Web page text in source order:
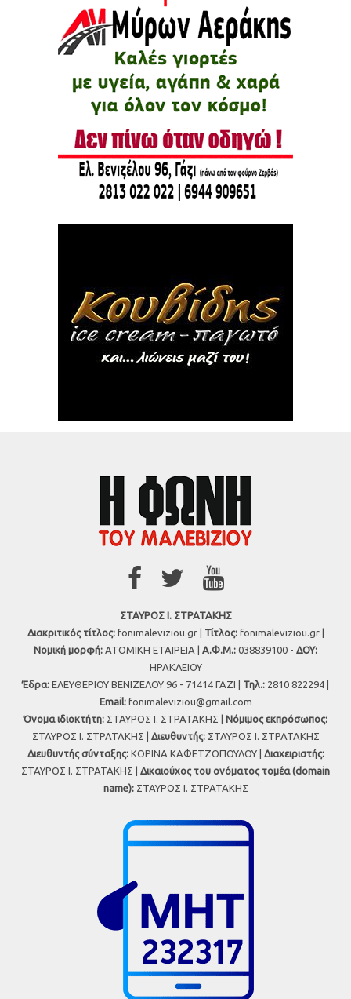
ΣΤΑΥΡΟΣ Ι. ΣΤΡΑΤΑΚΗΣ
Διακριτικός τίτλος:fonimaleviziou.gr | Τίτλος:fonimaleviziou.gr |
Νομική μορφή: ΑΤΟΜΙΚΗ ΕΤΑΙΡΕΙΑ | Α.Φ.Μ.: 038839100 - ΔΟΥ:
ΗΡΑΚΛΕΙΟΥ
Έδρα: ΕΛΕΥΘΕΡΙΟΥ ΒΕΝΙΖΕΛΟΥ 96 - 71414 ΓΑΖΙ | Τηλ.: 2810 822294 |
Εmail: fonimaleviziou@gmail.com
Όνομα ιδιοκτήτη: ΣΤΑΥΡΟΣ Ι. ΣΤΡΑΤΑΚΗΣ | Νόμιμος εκπρόσωπος:
ΣΤΑΥΡΟΣ Ι. ΣΤΡΑΤΑΚΗΣ | Διευθυντής:ΣΤΑΥΡΟΣ Ι. ΣΤΡΑΤΑΚΗΣ
Διευθυντής σύνταξης:ΚΟΡΙΝΑ ΚΑΦΕΤΖΟΠΟΥΛΟΥ | Διαχειριστής:
ΣΤΑΥΡΟΣ Ι. ΣΤΡΑΤΑΚΗΣ | Δικαιούχος του ονόματος τομέα (domain
name):ΣΤΑΥΡΟΣ Ι. ΣΤΡΑΤΑΚΗΣ